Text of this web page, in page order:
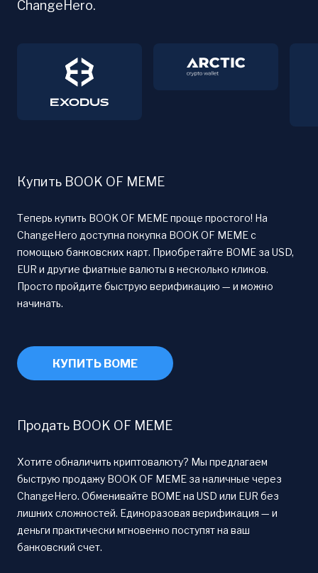
ChangeHero.
Купить BOOK OF MEME
Теперь купить BOOK OF MEME проще простого! На
ChangeHero доступна покупка BOOK OF MEME с
помощью банковских карт. Приобретайте BOME за USD,
EUR и другие фиатные валюты в несколько кликов.
Просто пройдите быструю верификацию — и можно
начинать.
КУПИТЬ BOME
Продать BOOK OF MEME
Хотите обналичить криптовалюту? Мы предлагаем
быструю продажу BOOK OF MEME за наличные через
ChangeHero. Обменивайте BOME на USD или EUR без
лишних сложностей. Единоразовая верификация — и
деньги практически мгновенно поступят на ваш
банковский счет.